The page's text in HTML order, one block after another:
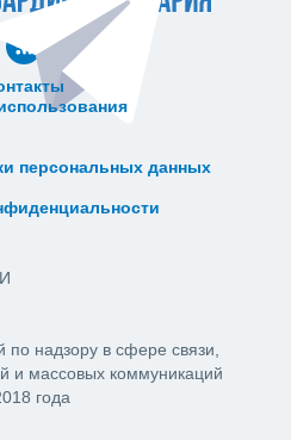
персональных данных
надзору в сфере связи,
и массовых коммуникаций
года